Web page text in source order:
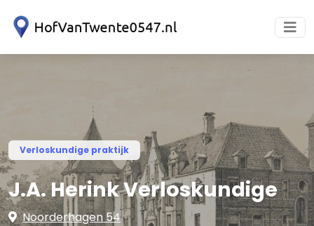
Verloskundige praktijk
J.A. Herink Verloskundige
Noorderhagen 54